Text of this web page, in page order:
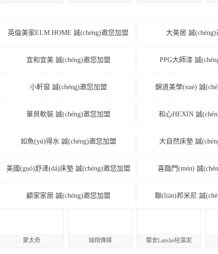
英倫美家ELM HOME 誠(chéng)邀您加盟 大美居 誠
宜和宜美 誠(chéng)邀您加盟 PPG大師漆 誠
小軒窗 誠(chéng)邀您加盟 錦道美學(xué) 誠
華貝軟裝 誠(chéng)邀您加盟 和心HEXIN 誠
如魚(yú)得水 誠(chéng)邀您加盟 大自然床墊 誠
美國(guó)舒達(dá)床墊 誠(chéng)邀您加盟 喜臨門(mén) 誠
顧家家居 誠(chéng)邀您加盟 聯(lián)邦米尼 誠
蒙太奇 瑞翔傳媒 蘭舍Lanshe硅藻泥